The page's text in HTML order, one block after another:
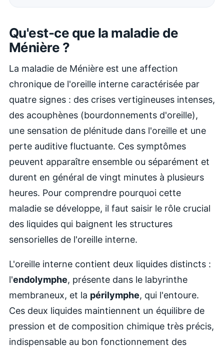
Qu'est-ce que la maladie de
Ménière ?
La maladie de Ménière est une affection
chronique de l'oreille interne caractérisée par
quatre signes : des crises vertigineuses intenses,
des acouphènes (bourdonnements d'oreille),
une sensation de plénitude dans l'oreille et une
perte auditive fluctuante. Ces symptômes
peuvent apparaître ensemble ou séparément et
durent en général de vingt minutes à plusieurs
heures. Pour comprendre pourquoi cette
maladie se développe, il faut saisir le rôle crucial
des liquides qui baignent les structures
sensorielles de l'oreille interne.
L'oreille interne contient deux liquides distincts :
l'endolymphe, présente dans le labyrinthe
membraneux, et la périlymphe, qui l'entoure.
Ces deux liquides maintiennent un équilibre de
pression et de composition chimique très précis,
indispensable au bon fonctionnement des